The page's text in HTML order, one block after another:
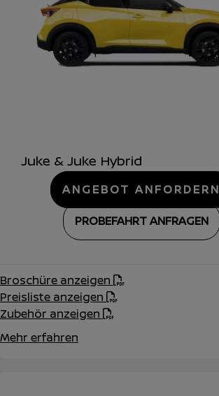
Juke & Juke Hybrid
ANGEBOT ANFORDERN
PROBEFAHRT ANFRAGEN
Broschüre anzeigen
Preisliste anzeigen
Zubehör anzeigen
Mehr erfahren